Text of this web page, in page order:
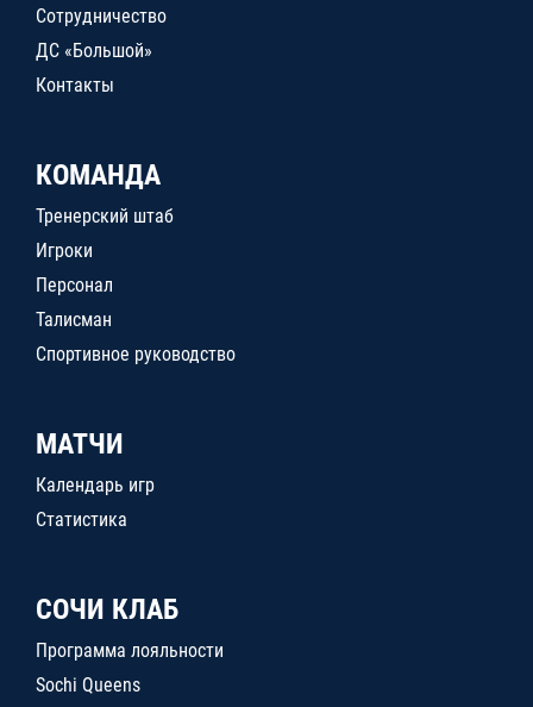
Сотрудничество
ДС «Большой»
Контакты
КОМАНДА
Тренерский штаб
Игроки
Персонал
Талисман
Спортивное руководство
МАТЧИ
Календарь игр
Статистика
СОЧИ КЛАБ
Программа лояльности
Sochi Queens